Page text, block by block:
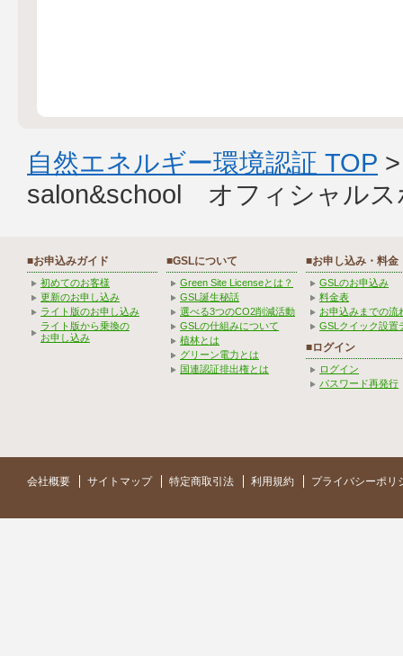
自然エネルギー環境認証 TOP
salon&school オフィシャルス
■お申込みガイド
初めてのお客様
更新のお申し込み
ライト版のお申し込み
ライト版から乗換の
お申し込み
■GSLについて
Green Site Licenseとは？
GSL誕生秘話
選べる3つのCO2削減活動
GSLの仕組みについて
植林とは
グリーン電力とは
国連認証排出権とは
■お申し込み・料金
GSLのお申込み
料金表
お申込みまでの流
GSLクイック設置
■ログイン
ログイン
パスワード再発行
会社概要 サイトマップ 特定商取引法 利用規約 プライバシーポリ